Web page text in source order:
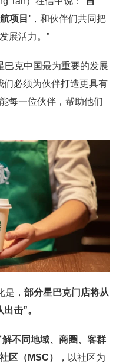
项目’ ，和伙伴们共同把
展活力。”
巴克中国最为重要的发展
们必须为伙伴打造更具有
每一位伙伴，帮助他们
是， 部分星巴克门店将从
击”。
不同地域、商圈、客群
区（MSC）
，以社区为